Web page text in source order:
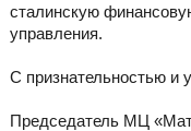
сталинскую
управления.
С признательностью и
Председатель МЦ